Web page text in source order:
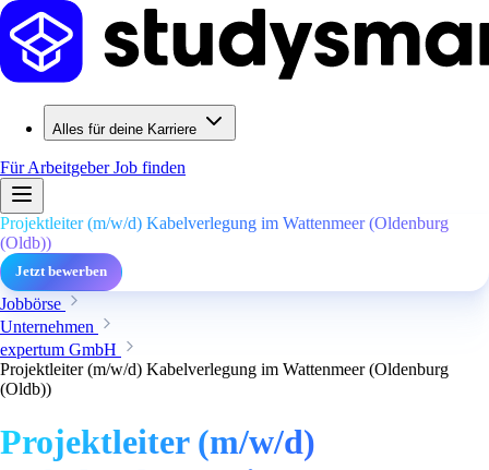
Alles für deine Karriere
Für ArbeitgeberJob finden
Projektleiter (m/w/d) Kabelverlegung im Wattenmeer (Oldenburg
(Oldb))
Jetzt bewerben
Jobbörse
Unternehmen
expertum GmbH
Projektleiter (m/w/d) Kabelverlegung im Wattenmeer (Oldenburg
(Oldb))
Projektleiter (m/w/d)